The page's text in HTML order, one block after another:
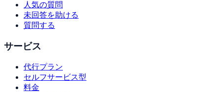
人気の質問
未回答を助ける
質問する
サービス
代行プラン
セルフサービス型
料金